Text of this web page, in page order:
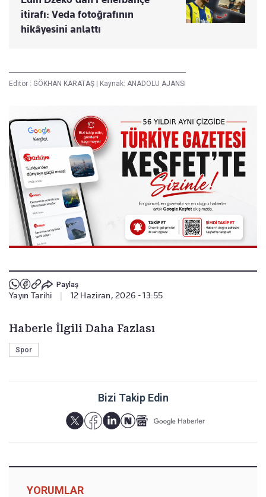
itirafı: Veda fotoğrafının
hikâyesini anlattı
Editör : GÖKHAN KARATAŞ Kaynak: ANADOLU AJANSI
Paylaş
Yayın Tarihi 12 Haziran, 2026 - 13:55
Haberle İlgili Daha Fazlası
Spor
Bizi Takip Edin
YORUMLAR